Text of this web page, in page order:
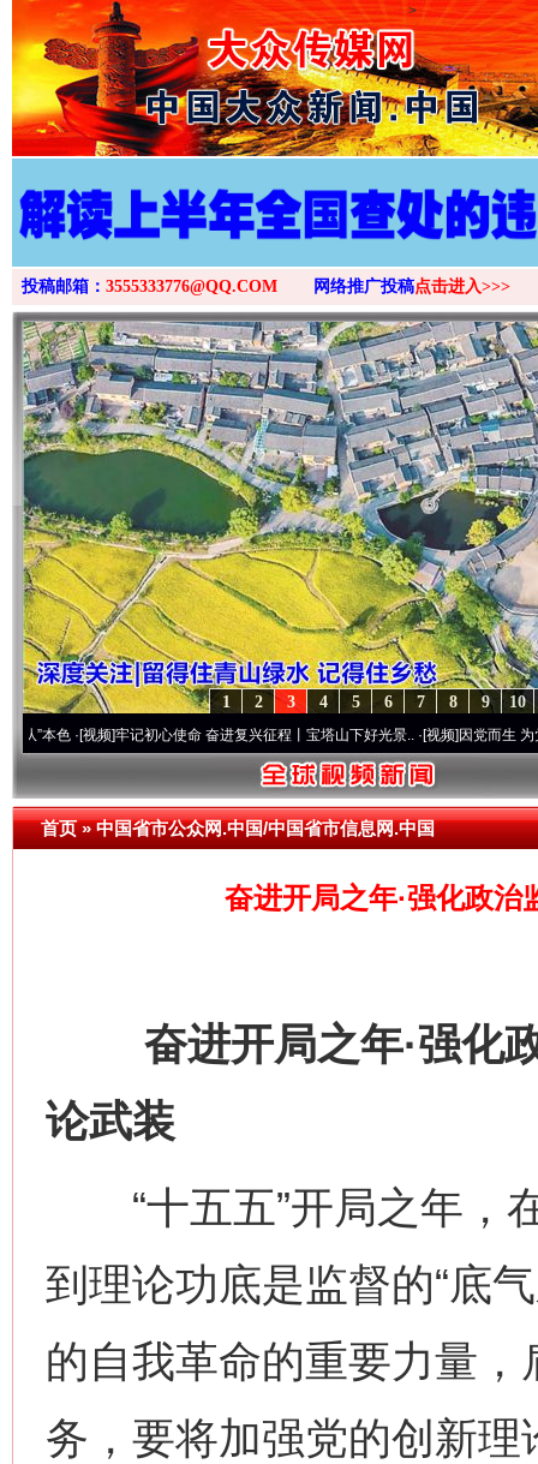
>
投稿邮箱： 3555333776@QQ.COM 网络推广投稿点击进入>>>
10
9
8
7
6
5
4
3
2
1
·[视频]牢记初心使命 奋进复兴征程丨宝塔山下好光景..·[视频]因党而生 为党而战——
首页»中国省市公众网.中国/中国省市信息网.中国
奋进开局之年·强化政
奋进开局之年·强化政
论武装
“十五五”开局之年，
到理论功底是监督的“底
的自我革命的重要力量
务，要将加强党的创新